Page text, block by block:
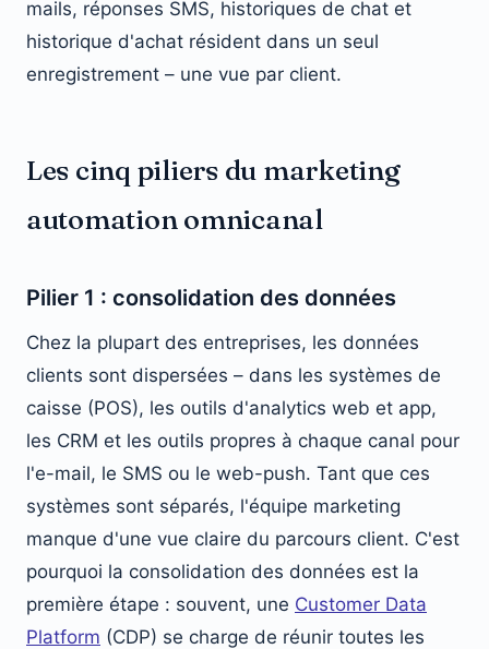
mails, réponses SMS, historiques de chat et
historique d'achat résident dans un seul
enregistrement – une vue par client.
Les cinq piliers du marketing
automation omnicanal
Pilier 1 : consolidation des données
Chez la plupart des entreprises, les données
clients sont dispersées – dans les systèmes de
caisse (POS), les outils d'analytics web et app,
les CRM et les outils propres à chaque canal pour
l'e-mail, le SMS ou le web-push. Tant que ces
systèmes sont séparés, l'équipe marketing
manque d'une vue claire du parcours client. C'est
pourquoi la consolidation des données est la
première étape : souvent, une Customer Data
Platform (CDP) se charge de réunir toutes les